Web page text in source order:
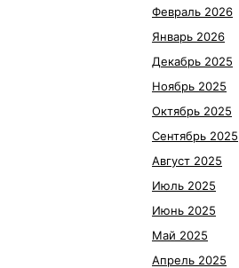
Февраль 2026
Январь 2026
Декабрь 2025
Ноябрь 2025
Октябрь 2025
Сентябрь 2025
Август 2025
Июль 2025
Июнь 2025
Май 2025
Апрель 2025